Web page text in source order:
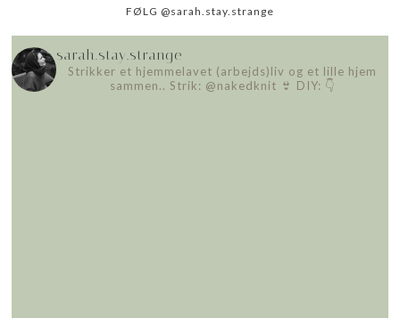
FØLG @sarah.stay.strange
sarah.stay.strange
Strikker et hjemmelavet (arbejds)liv og et lille hjem
sammen.. Strik: @nakedknit 👙 DIY: 👇